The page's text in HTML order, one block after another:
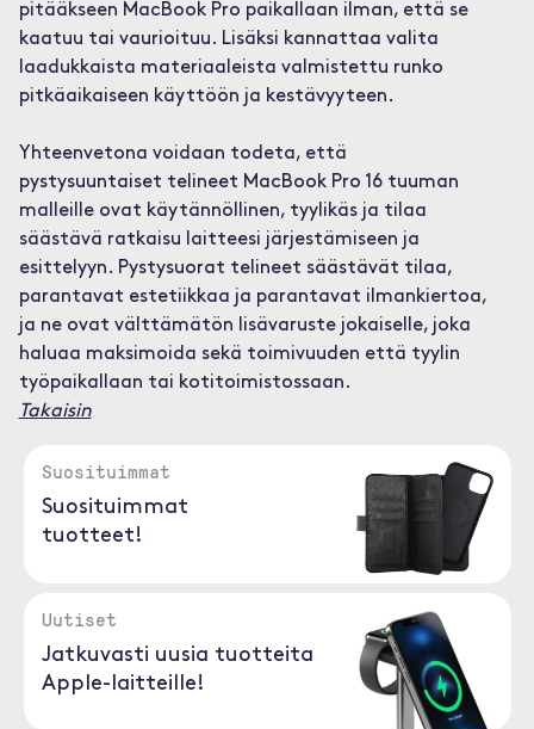
pitääkseen MacBook Pro paikallaan ilman, että se
kaatuu tai vaurioituu. Lisäksi kannattaa valita
laadukkaista materiaaleista valmistettu runko
pitkäaikaiseen käyttöön ja kestävyyteen.
Yhteenvetona voidaan todeta, että
pystysuuntaiset telineet MacBook Pro 16 tuuman
malleille ovat käytännöllinen, tyylikäs ja tilaa
säästävä ratkaisu laitteesi järjestämiseen ja
esittelyyn. Pystysuorat telineet säästävät tilaa,
parantavat estetiikkaa ja parantavat ilmankiertoa,
ja ne ovat välttämätön lisävaruste jokaiselle, joka
haluaa maksimoida sekä toimivuuden että tyylin
työpaikallaan tai kotitoimistossaan.
Takaisin
Suosituimmat
Suosituimmat
tuotteet!
Uutiset
Jatkuvasti uusia tuotteita
Apple-laitteille!